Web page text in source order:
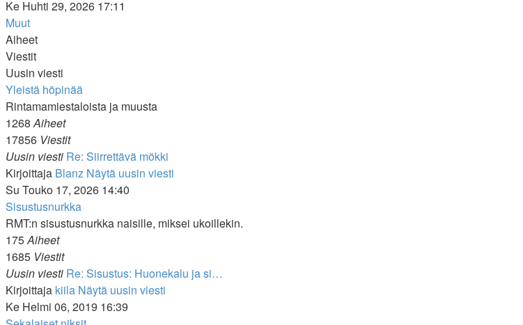
Ke Huhti 29, 2026 17:11
Muut
Aiheet
Viestit
Uusin viesti
Yleistä höpinää
Rintamamiestaloista ja muusta
1268Aiheet
17856 Viestit
Uusin viesti Re: Siirrettävä mökki
Kirjoittaja Blanz Näytä uusin viesti
Su Touko 17, 2026 14:40
Sisustusnurkka
RMT:n sisustusnurkka naisille, miksei ukoillekin.
175Aiheet
1685 Viestit
Uusin viesti Re: Sisustus: Huonekalu ja si…
Kirjoittaja kiila Näytä uusin viesti
Ke Helmi 06, 2019 16:39